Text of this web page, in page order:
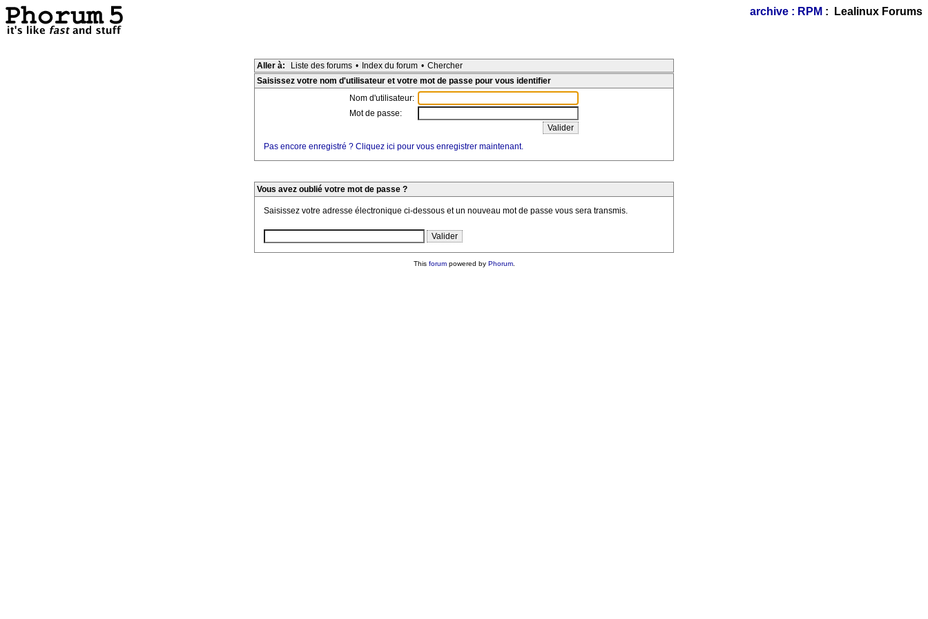
archive : RPM : Lealinux Forums
Aller à: Liste des forums • Index du forum • Chercher
Saisissez votre nom d'utilisateur et votre mot de passe pour vous identifier
Nom d'utilisateur:
Mot de passe:
Pas encore enregistré ? Cliquez ici pour vous enregistrer maintenant.
Vous avez oublié votre mot de passe ?
Saisissez votre adresse électronique ci-dessous et un nouveau mot de passe vous sera transmis.
This forumpowered by Phorum.